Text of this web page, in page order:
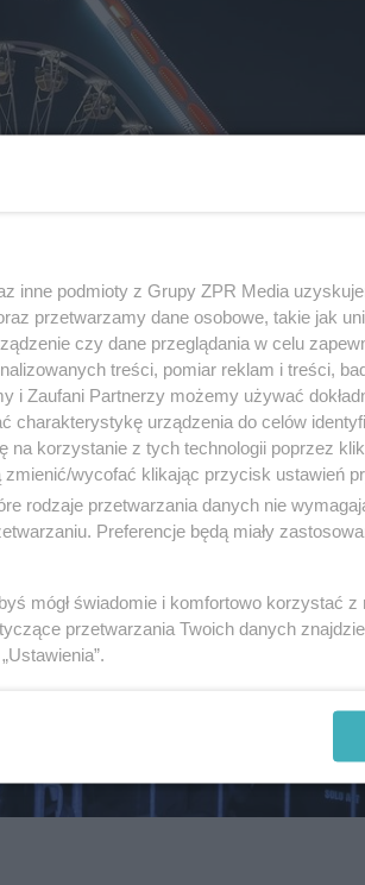
inne podmioty z Grupy ZPR Media
przetwarzamy dane osobowe, takie jak
czy dane przeglądania w celu
treści, pomiar reklam i treści,
i Zaufani Partnerzy możemy używać
charakterystykę urządzenia do celów
korzystanie z tych technologii poprzez
wycofać klikając przycisk ustawień
rodzaje przetwarzania danych nie
Preferencje będą miały
mógł świadomie i komfortowo korzystać
przetwarzania Twoich danych